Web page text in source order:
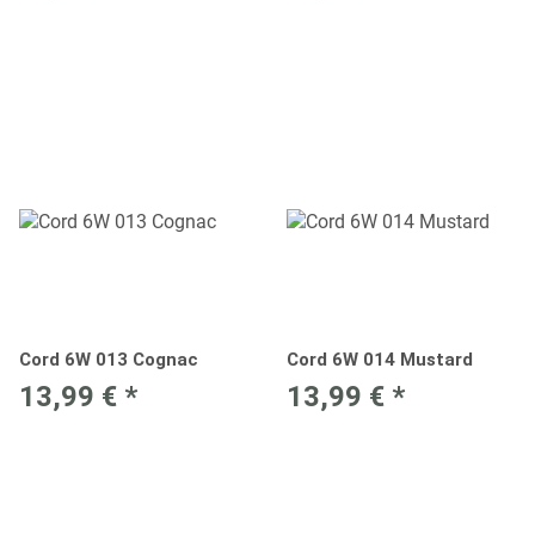
Cord 6W 013 Cognac
13,99 € *
Cord 6W 014 Mustard
13,99 € *